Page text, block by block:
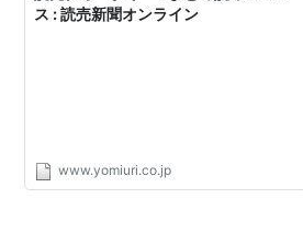
ス : 読売新聞オンライン
www.yomiuri.co.jp